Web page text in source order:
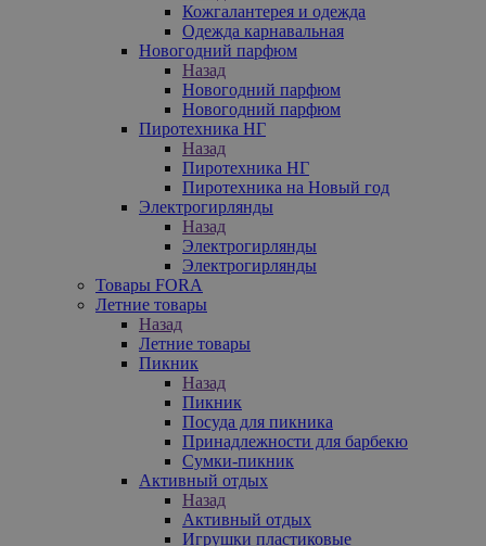
Кожгалантерея и одежда
Одежда карнавальная
Новогодний парфюм
Назад
Новогодний парфюм
Новогодний парфюм
Пиротехника НГ
Назад
Пиротехника НГ
Пиротехника на Новый год
Электрогирлянды
Назад
Электрогирлянды
Электрогирлянды
Товары FORA
Летние товары
Назад
Летние товары
Пикник
Назад
Пикник
Посуда для пикника
Принадлежности для барбекю
Сумки-пикник
Активный отдых
Назад
Активный отдых
Игрушки пластиковые